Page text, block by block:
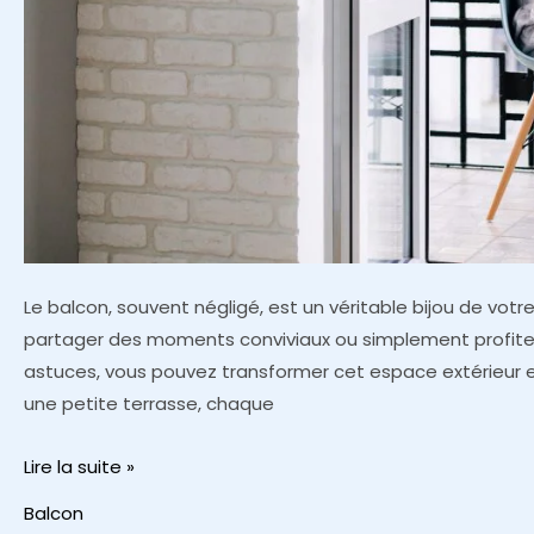
Le balcon, souvent négligé, est un véritable bijou de
partager des moments conviviaux ou simplement
astuces, vous pouvez transformer cet espace extérieur
une petite terrasse, chaque
Comment
Lire la suite »
Balcon